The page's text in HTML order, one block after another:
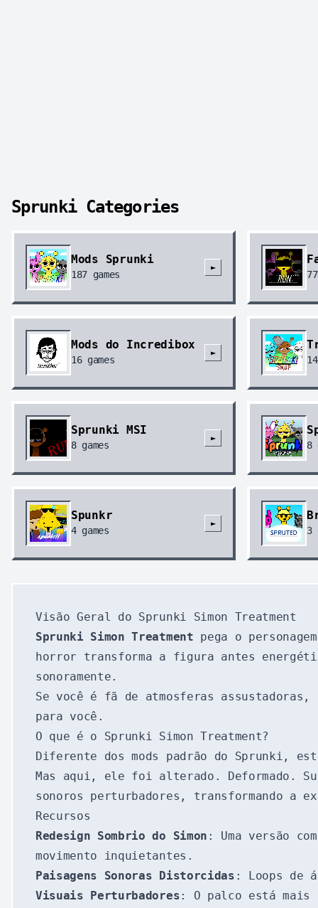
Sprunki Categories
Mods Sprunki
187 games
►
77
Mods do Incredibox
16games
►
14
Sprunki MSI
8games
►
8
Spunkr
4games
►
3
Visão Geral do Sprunki Simon Treatment
Sprunki Simon Treatment pega o
horror transforma a figura antes
sonoramente.
Se você é fã de atmosferas
para você.
O que é o Sprunki Simon Treatment?
Diferente dos mods padrão do Sprunki,
Mas aqui, ele foi alterado. Deformado.
sonoros perturbadores, transformando a
Recursos
Redesign Sombrio do Simon : Uma versão
movimento inquietantes.
Paisagens Sonoras Distorcidas : Loops de
Visuais Perturbadores: O palco está mais